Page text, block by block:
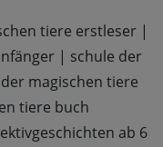
tiere erstleser |
| schule der
magischen tiere
tiere buch
ab 6